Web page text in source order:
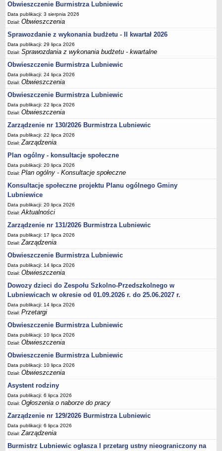
Składy Komisji
Terminy posiedzeń Komisji
Plan pracy Komisji Rewizyjnej
Plan pracy pozostałych Komisji
Oświadczenia majątkowe
Interpelacje radnych wraz z odpowiedziami
Zapytania radnych wraz z odpowiedziami
Apele
JEDNOSTKI ORGANIZACYJNE
Biblioteka - Centrum Kultury
Zespół Szkolno-Przedszkolny
Miejsko-Gminny Ośrodek Pomocy Społecznej
Zakład Gospodarki Komunalnej
Środowiskowy Dom Samopomocy
MAJĄTEK I FINANSE
Budżet Gminy
Majątek Gminy
Sprawozdania z wykonania budżetu - kwartalne
Sprawozdania z wykonania budżetu - półroczne, roczne
Umorzenia, odroczenia, raty
Fundacje i Stowarzyszenia dofinansowane z JST
Pomoc publiczna
Budżet obywatelski
Majątek jednostek podległych
Koszt wychowania przedszkolnego
Stawki czynszów najmu lokali mieszkalnych
Zamówienia publiczne
Sprzedaż mienia
Sprzedaż nieruchomości
Zapytania ofertowe
Plan zamówień publicznych
PRAWO LOKALNE
Statut
Uchwały Rady Miejskiej
Zarządzenia Burmistrza
Obwieszczenie Burmistrza Lubniewic
Data publikacji: 3 sierpnia 2026
Dział:Obwieszczenia
Sprawozdanie z wykonania budżetu - II kwartał 2026
Data publikacji: 29 lipca 2026
Dział:Sprawozdania z wykonania budżetu - kwartalne
Obwieszczenie Burmistrza Lubniewic
Data publikacji: 24 lipca 2026
Dział:Obwieszczenia
Obwieszczenie Burmistrza Lubniewic
Data publikacji: 22 lipca 2026
Dział:Obwieszczenia
Zarządzenie nr 130/2026 Burmistrza Lubniewic
Data publikacji: 22 lipca 2026
Dział:Zarządzenia
Plan ogólny - konsultacje społeczne
Data publikacji: 20 lipca 2026
Dział:Plan ogólny - Konsultacje społeczne
Konsultacje społeczne projektu Planu ogólnego Gminy
Lubniewice
Data publikacji: 20 lipca 2026
Dział:Aktualności
Zarządzenie nr 131/2026 Burmistrza Lubniewic
Data publikacji: 17 lipca 2026
Dział:Zarządzenia
Obwieszczenie Burmistrza Lubniewic
Data publikacji: 14 lipca 2026
Dział:Obwieszczenia
Dowozy dzieci do Zespołu Szkolno-Przedszkolnego w
Lubniewicach w okresie od 01.09.2026 r. do 25.06.2027 r.
Data publikacji: 14 lipca 2026
Dział:Przetargi
Obwieszczenie Burmistrza Lubniewic
Data publikacji: 10 lipca 2026
Dział:Obwieszczenia
Obwieszczenie Burmistrza Lubniewic
Data publikacji: 10 lipca 2026
Dział:Obwieszczenia
Asystent rodziny
Data publikacji: 6 lipca 2026
Dział:Ogłoszenia o naborze do pracy
Zarządzenie nr 129/2026 Burmistrza Lubniewic
Data publikacji: 6 lipca 2026
Dział:Zarządzenia
Burmistrz Lubniewic ogłasza I przetarg ustny nieograniczony na